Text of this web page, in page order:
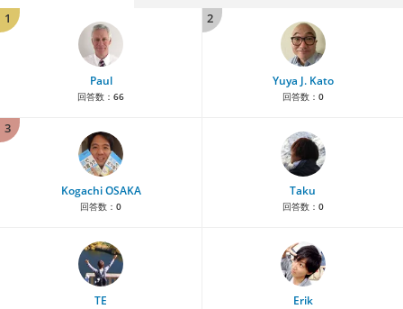
1
Paul
回答数： 66
2
Yuya J. Kato
回答数： 0
3
Kogachi OSAKA
回答数： 0
Taku
回答数： 0
TE Erik